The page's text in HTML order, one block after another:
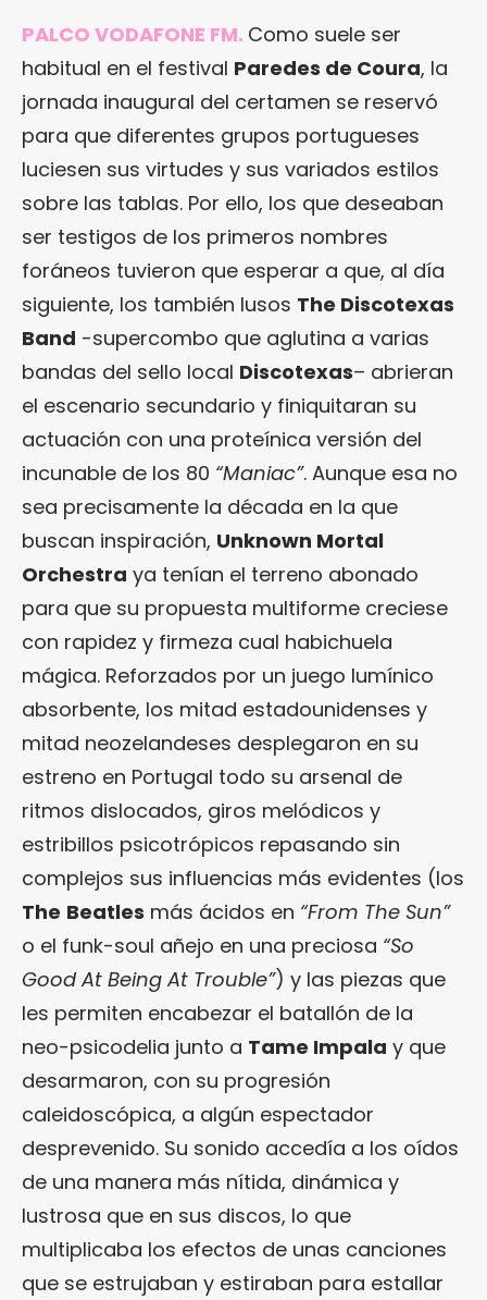
PALCO VODAFONE FM. Como suele ser
habitual en el festival Paredes de Coura, la
jornada inaugural del certamen se reservó
para que diferentes grupos portugueses
luciesen sus virtudes y sus variados estilos
sobre las tablas. Por ello, los que deseaban
ser testigos de los primeros nombres
foráneos tuvieron que esperar a que, al día
siguiente, los también lusos The Discotexas
Band -supercombo que aglutina a varias
bandas del sello local Discotexas– abrieran
el escenario secundario y finiquitaran su
actuación con una proteínica versión del
incunable de los 80 “Maniac”. Aunque esa no
sea precisamente la década en la que
buscan inspiración, Unknown Mortal
Orchestra ya tenían el terreno abonado
para que su propuesta multiforme creciese
con rapidez y firmeza cual habichuela
mágica. Reforzados por un juego lumínico
absorbente, los mitad estadounidenses y
mitad neozelandeses desplegaron en su
estreno en Portugal todo su arsenal de
ritmos dislocados, giros melódicos y
estribillos psicotrópicos repasando sin
complejos sus influencias más evidentes (los
The Beatles más ácidos en “From The Sun”
o el funk-soul añejo en una preciosa “So
Good At Being At Trouble”) y las piezas que
les permiten encabezar el batallón de la
neo-psicodelia junto a Tame Impala y que
desarmaron, con su progresión
caleidoscópica, a algún espectador
desprevenido. Su sonido accedía a los oídos
de una manera más nítida, dinámica y
lustrosa que en sus discos, lo que
multiplicaba los efectos de unas canciones
que se estrujaban y estiraban para estallar